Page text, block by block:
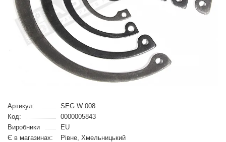
Артикул:
SEG W 008
Код:
0000005843
Виробники
EU
Є в магазинах:
Рівне, Хмельницький